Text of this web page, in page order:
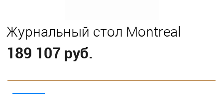
Журнальный стол Montreal
189 107 руб.